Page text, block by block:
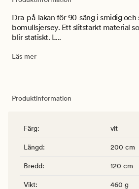
Dra-på-lakan för 90-säng i smidig
bomullsjersey. Ett slitstarkt material
blir statiskt. L...
Läs mer
Produktinformation
Färg: vit
Längd: 200 cm
Bredd: 120 cm
Vikt: 460 g